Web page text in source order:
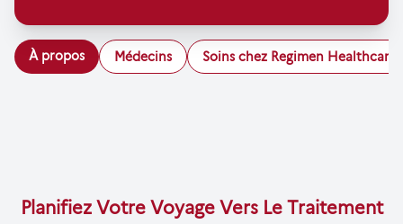
À propos Médecins Soins chez Regimen Healthcare
Planifiez Votre Voyage Vers Le Traitement